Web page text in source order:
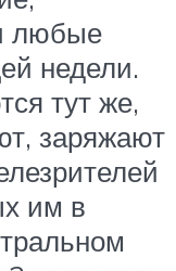
любые
недели.
тут же,
заряжают
им в